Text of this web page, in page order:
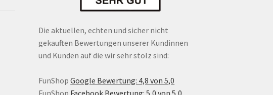
Die aktuellen, echten und sicher nicht
gekauften Bewertungen unserer Kundinnen
und Kunden auf die wir sehr stolz sind:
FunShop Google Bewertung: 4,8 von 5,0
FunShop Facebook Bewertung: 5,0 von 5,0